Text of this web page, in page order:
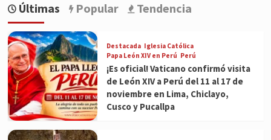
Últimas Popular Tendencia
Destacada Iglesia Católica
Papa León XIV en Perú Perú
¡Es oficial! Vaticano confirmó visita
de León XIV a Perú del 11 al 17 de
noviembre en Lima, Chiclayo,
Cusco y Pucallpa